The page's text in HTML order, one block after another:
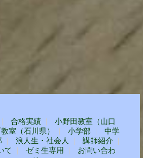
合格実績
小野田教室（山口
室（石川県） 小学部
中学
浪人生・社会人
講師紹介
て
ゼミ生専用
お問い合わ